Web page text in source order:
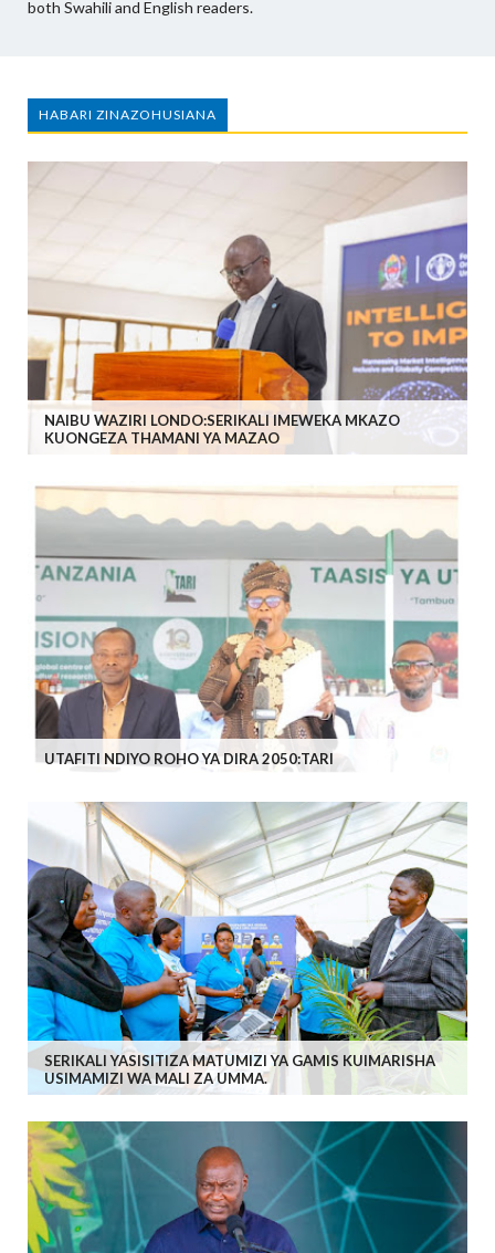
both Swahili and English readers.
HABARI ZINAZOHUSIANA
NAIBU WAZIRI LONDO:SERIKALI IMEWEKA MKAZO
KUONGEZA THAMANI YA MAZAO
UTAFITI NDIYO ROHO YA DIRA 2050:TARI
SERIKALI YASISITIZA MATUMIZI YA GAMIS KUIMARISHA
USIMAMIZI WA MALI ZA UMMA.